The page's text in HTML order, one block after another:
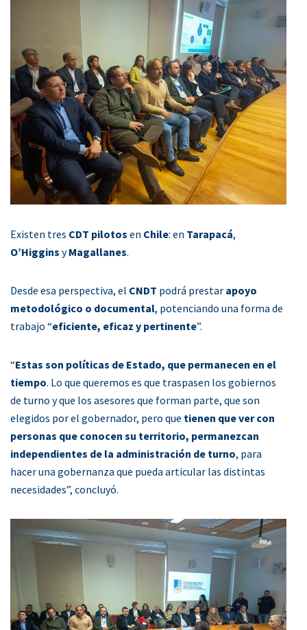
Existen tres CDT pilotos en Chile: en Tarapacá,
O’Higgins yMagallanes.
Desde esa perspectiva, el CNDT podrá prestar apoyo
metodológico o documental, potenciando una forma de
trabajo “eficiente, eficaz y pertinente”.
“Estas son políticas de Estado, que permanecen en el
tiempo. Lo que queremos es que traspasen los gobiernos
de turno y que los asesores que forman parte, que son
elegidos por el gobernador, pero que tienen que ver con
personas que conocen su territorio, permanezcan
independientes de la administración de turno, para
hacer una gobernanza que pueda articular las distintas
necesidades”, concluyó.